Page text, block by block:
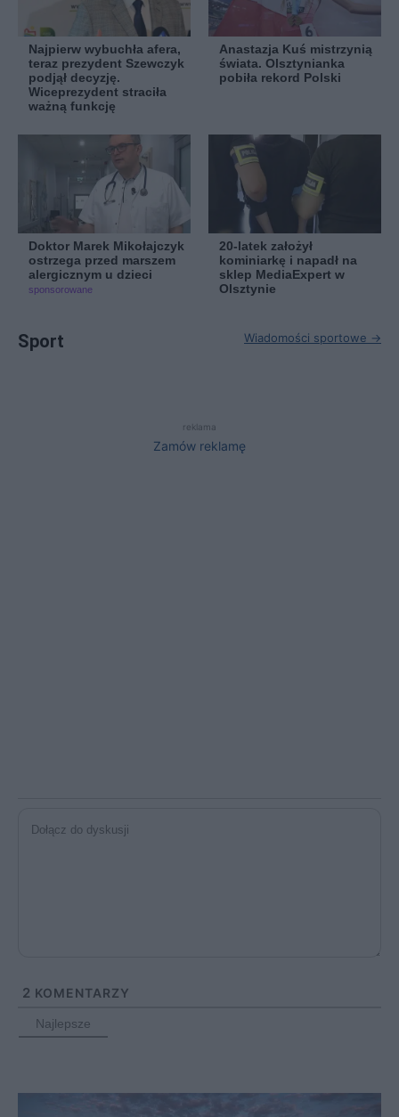
Najpierw wybuchła afera,
teraz prezydent Szewczyk
podjął decyzję.
Wiceprezydent straciła
ważną funkcję
Anastazja Kuś mistrzynią
świata. Olsztynianka
pobiła rekord Polski
Doktor Marek Mikołajczyk
ostrzega przed marszem
alergicznym u dzieci
sponsorowane
20-latek założył
kominiarkę i napadł na
sklep MediaExpert w
Olsztynie
Sport Wiadomości sportowe →
reklama
Zamów reklamę
2 KOMENTARZY
Najlepsze